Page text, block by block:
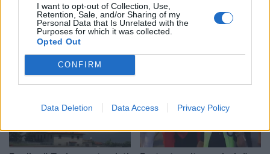
I want to opt-out of Collection, Use,
Retention, Sale, and/or Sharing of my
Personal Data that Is Unrelated with the
Purposes for which it was collected.
Opted Out
CONFIRM
Data Deletion Data Access Privacy Policy
Autostrada Elbasan-
Rrogozhinë, ARRSH: Nyja
lidhëse në Papër do të
ndërtohet në një fazë të
dytë
FOTO/ Tërmeti me
magnitudë 7.4 godet
dhe persona ende të